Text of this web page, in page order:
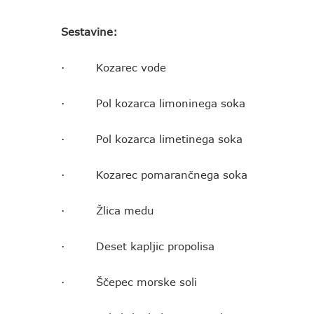
Sestavine:
· Kozarec vode
· Pol kozarca limoninega soka
· Pol kozarca limetinega soka
· Kozarec pomarančnega soka
· Žlica medu
· Deset kapljic propolisa
· Ščepec morske soli